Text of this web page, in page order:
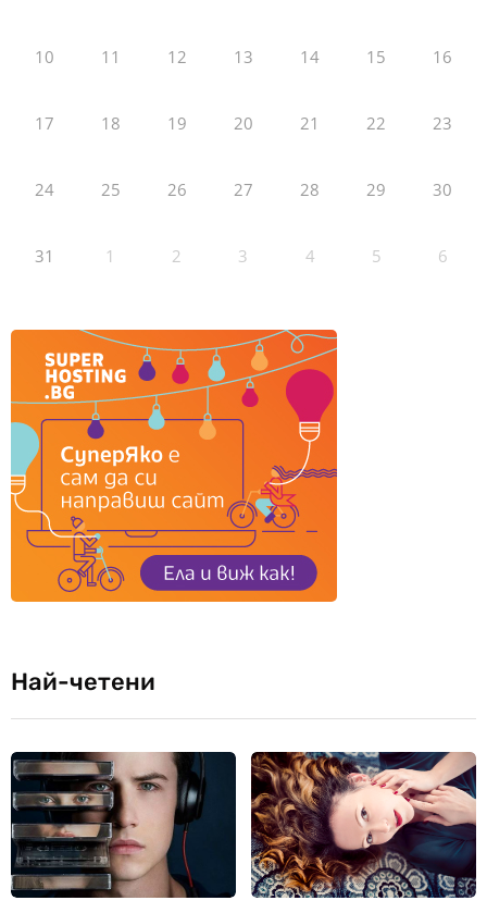
10 11 12 13 14 15 16
17 18 19 20 21 22 23
24 25 26 27 28 29 30
31 1 2 3 4 5 6
Най-четени